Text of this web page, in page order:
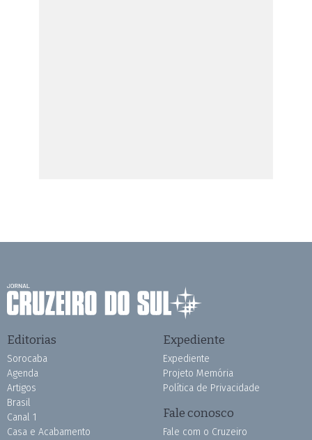
Editorias
Sorocaba
Agenda
Artigos
Brasil
Canal 1
Casa e Acabamento
Expediente
Expediente
Projeto Memória
Política de Privacidade
Fale conosco
Fale com o Cruzeiro